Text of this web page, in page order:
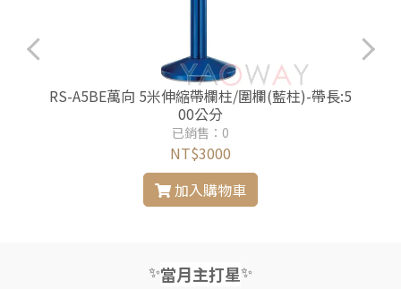
RS-A5BE萬向 5米伸縮帶欄柱/圍欄(藍柱)-帶長:5
00公分
已銷售：0
NT$3000
加入購物車
✨當月主打星✨